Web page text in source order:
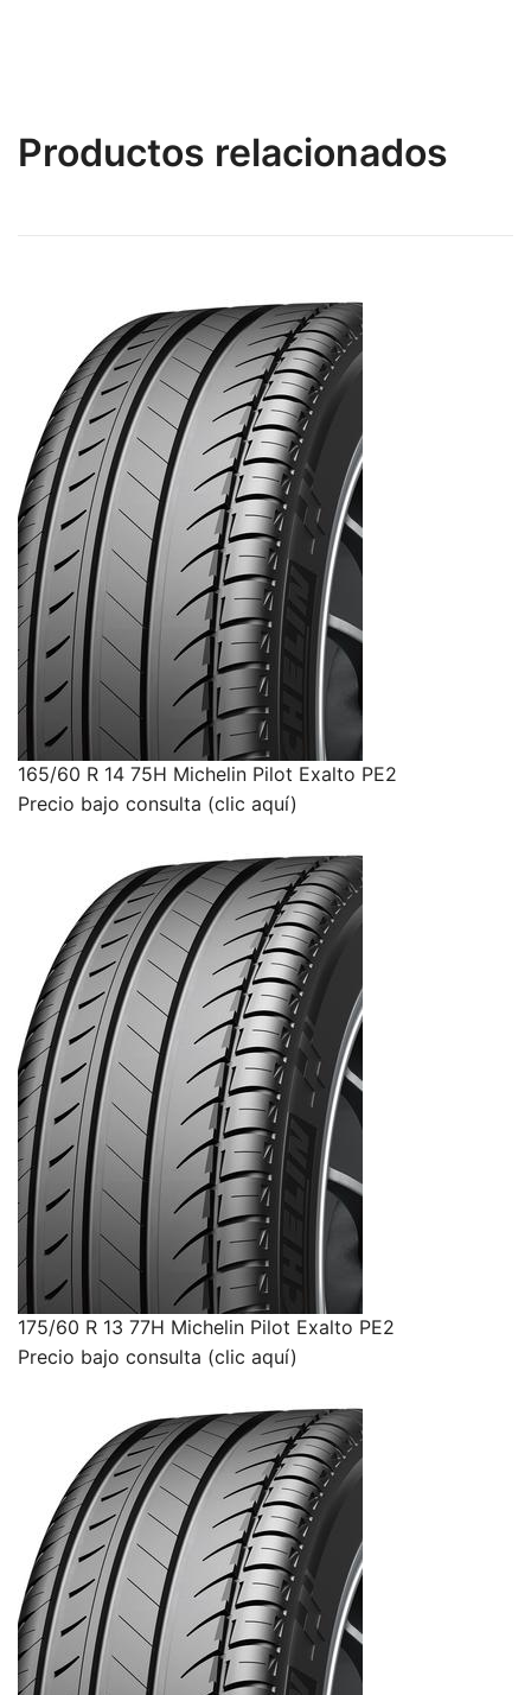
Productos relacionados
165/60 R 14 75H Michelin Pilot Exalto PE2
Precio bajo consulta (clic aquí)
175/60 R 13 77H Michelin Pilot Exalto PE2
Precio bajo consulta (clic aquí)